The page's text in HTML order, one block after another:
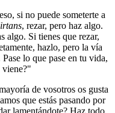
si no puede someterte a
, rezar, pero haz algo.
algo. Si tienes que rezar,
hazlo, pero la vía
lo que pase en tu vida,
viene?"
de vosotros os gusta
que estás pasando por
lamentándote? Haz todo